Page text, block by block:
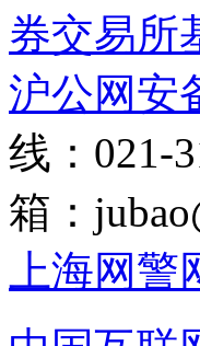
券交易所
沪公网安
线：021-
箱：
上海网警